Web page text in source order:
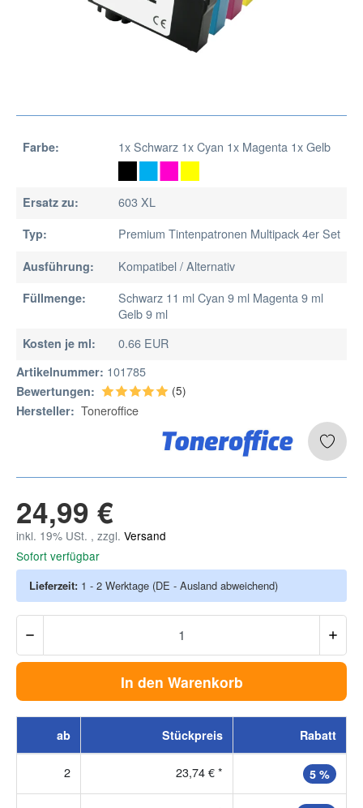
Farbe: 1x Schwarz 1x Cyan 1x Magenta 1x Gelb
Ersatz zu: 603 XL
Typ: Premium Tintenpatronen Multipack 4er Set
Ausführung: Kompatibel / Alternativ
Füllmenge:
Schwarz 11 ml Cyan 9 ml Magenta 9 ml
Gelb 9 ml
Kosten je ml: 0.66 EUR
Artikelnummer: 101785
Bewertungen:
(5)
Hersteller: Toneroffice
24,99 €
inkl. 19% USt. , zzgl. Versand
Sofort verfügbar
Lieferzeit: 1 - 2 Werktage (DE - Ausland abweichend)
In den Warenkorb
ab Stückpreis Rabatt
2 23,74 €* 5 %